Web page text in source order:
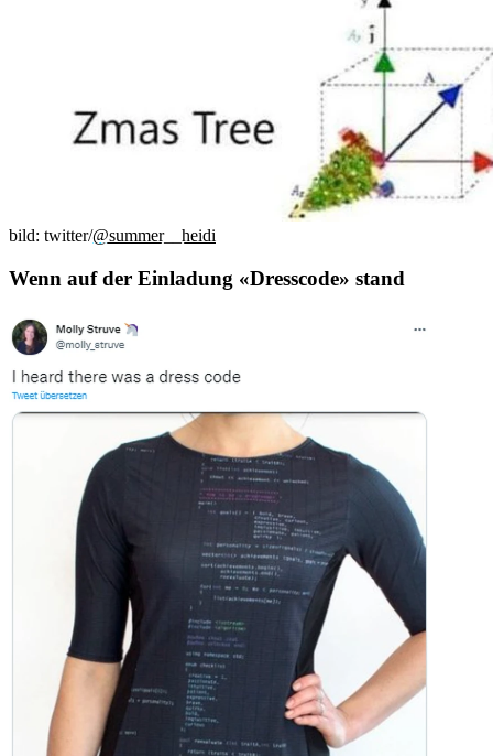
bild: twitter/@summer__heidi
Wenn auf der Einladung «Dresscode» stand